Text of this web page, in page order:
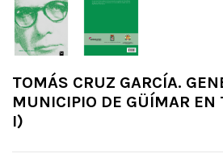
TOMÁS CRUZ GARCÍA.
MUNICIPIO DE GÜÍMAR EN
I)